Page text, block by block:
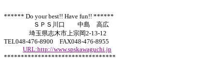
****** Do your best!! Have fun!! ******
ＳＰＳ川口 中島 高広
埼玉県志木市上宗岡2-13-12
TEL048-476-8900 FAX048-476-8955
URL:http://www.spskawaguchi.jp
*********************************